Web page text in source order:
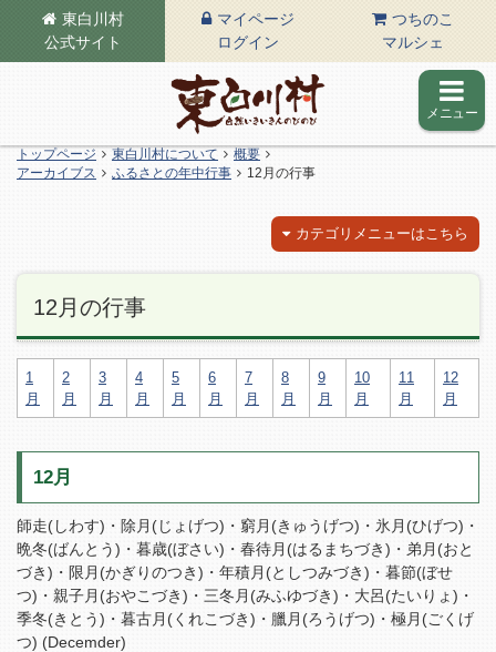
東白川村
公式サイト
マイページ
ログイン
つちのこ
マルシェ
東白川村の公式サイト
メニュー
トップページ 東白川村について
概要
アーカイブス
ふるさとの年中行事 12月の行事
カテゴリメニューはこちら
12月の行事
1
月
2
月
3
月
4
月
5
月
6
月
7
月
8
月
9
月
10
月
11
月
12
月
12月
師走(しわす)・除月(じょげつ)・窮月(きゅうげつ)・氷月(ひげつ)・
晩冬(ばんとう)・暮歳(ぼさい)・春待月(はるまちづき)・弟月(おと
づき)・限月(かぎりのつき)・年積月(としつみづき)・暮節(ぼせ
つ)・親子月(おやこづき)・三冬月(みふゆづき)・大呂(たいりょ)・
季冬(きとう)・暮古月(くれこづき)・臘月(ろうげつ)・極月(ごくげ
つ) (Decemder)